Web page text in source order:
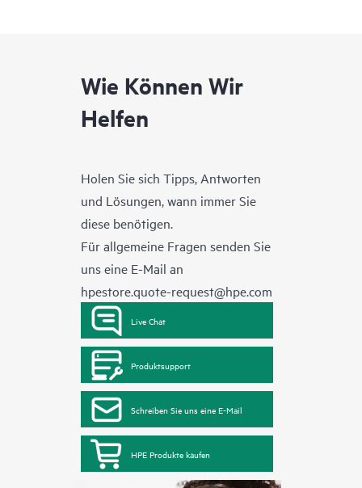
Wie Können Wir
Helfen
Holen Sie sich Tipps, Antworten
und Lösungen, wann immer Sie
diese benötigen.
Für allgemeine Fragen senden Sie
uns eine E-Mail an
hpestore.quote-request@hpe.com
Live Chat
Produktsupport
Schreiben Sie uns eine E-Mail
HPE Produkte kaufen